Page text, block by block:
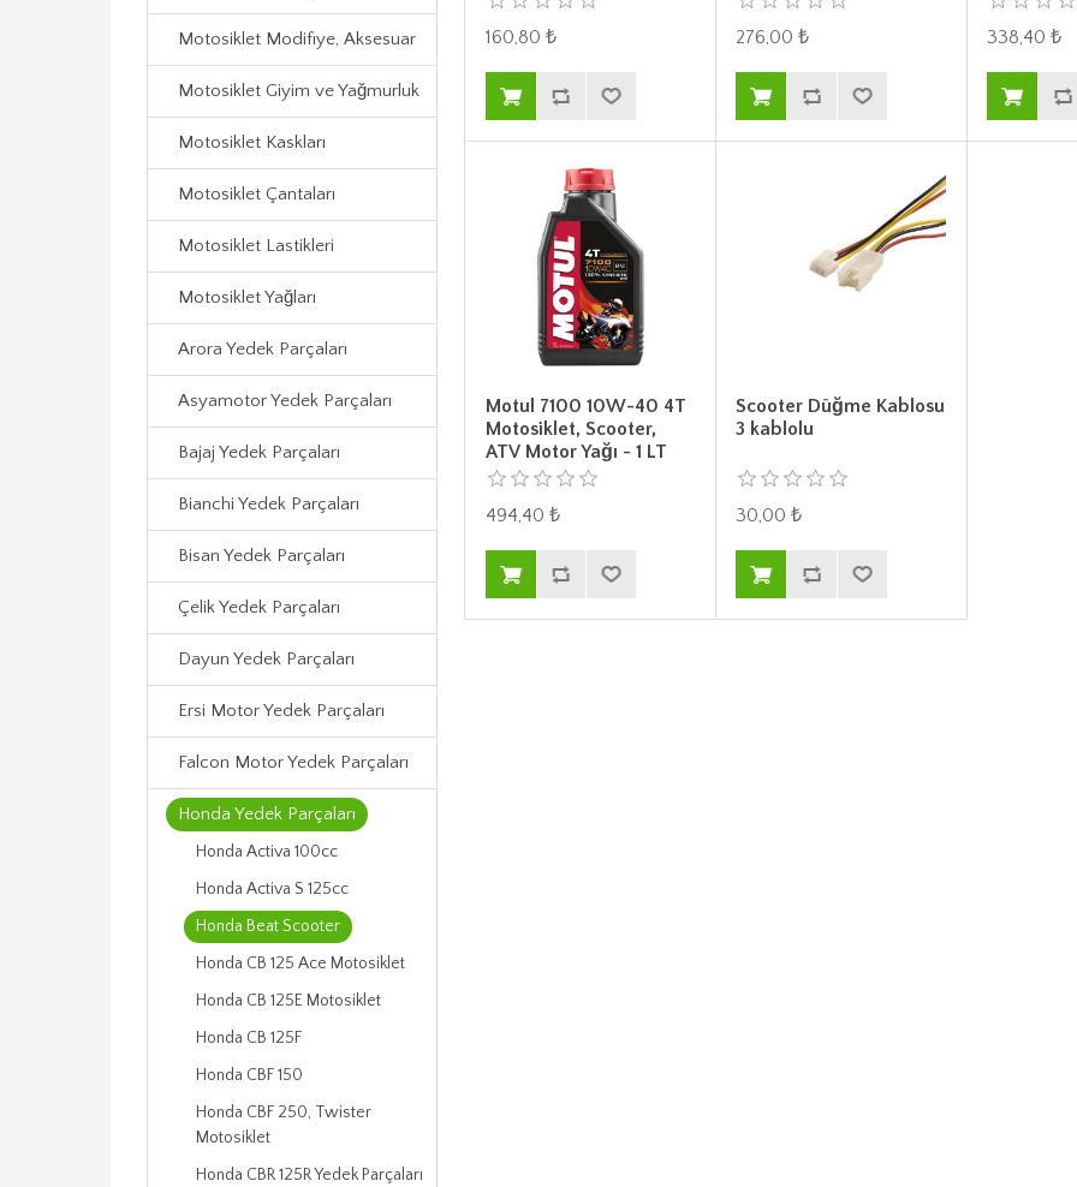
Motosiklet Modifiye, Aksesuar
Motosiklet Giyim ve Yağmurluk
Motosiklet Kaskları
Motosiklet Çantaları
Motosiklet Lastikleri
Motosiklet Yağları
Arora Yedek Parçaları
Asyamotor Yedek Parçaları
Bajaj Yedek Parçaları
Bianchi Yedek Parçaları
Bisan Yedek Parçaları
Çelik Yedek Parçaları
Dayun Yedek Parçaları
Ersi Motor Yedek Parçaları
Falcon Motor Yedek Parçaları
Honda Yedek Parçaları
Honda Activa 100cc
Honda Activa S 125cc
Honda Beat Scooter
Honda CB 125 Ace Motosiklet
Honda CB 125E Motosiklet
Honda CB 125F
Honda CBF 150
Honda CBF 250, Twister
Motosiklet
Honda CBR 125R Yedek Parçaları
160,80 ₺ 276,00 ₺ 338,40 ₺
Motul 7100 10W-40 4T
Motosiklet, Scooter,
ATV Motor Yağı - 1 LT
494,40 ₺
Scooter Düğme Kablosu
3 kablolu
30,00 ₺